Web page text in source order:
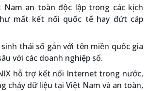
Nam an toàn độc lập trong các kịch
mất kết nối quốc tế hay đứt cáp
thái số gắn với tên miền quốc gia
với các doanh nghiệp số.
hỗ trợ kết nối Internet trong nước,
chảy dữ liệu tại Việt Nam và an toàn,